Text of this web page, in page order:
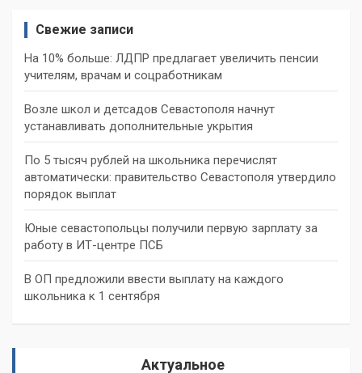
Свежие записи
На 10% больше: ЛДПР предлагает увеличить пенсии
учителям, врачам и соцработникам
Возле школ и детсадов Севастополя начнут
устанавливать дополнительные укрытия
По 5 тысяч рублей на школьника перечислят
автоматически: правительство Севастополя утвердило
порядок выплат
Юные севастопольцы получили первую зарплату за
работу в ИТ-центре ПСБ
В ОП предложили ввести выплату на каждого
школьника к 1 сентября
Актуальное